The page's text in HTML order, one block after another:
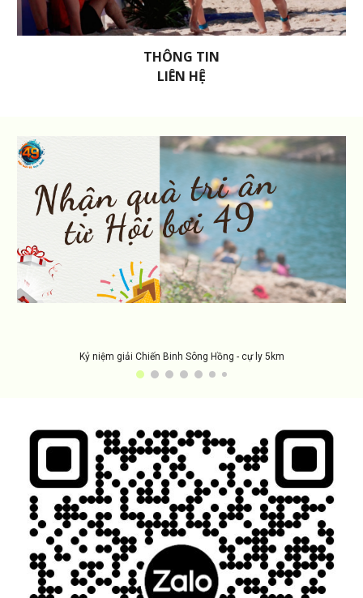
THÔNG TIN
LIÊN HỆ
Kỷ niệm giải Chiến Binh Sông Hồng - cự ly 5km